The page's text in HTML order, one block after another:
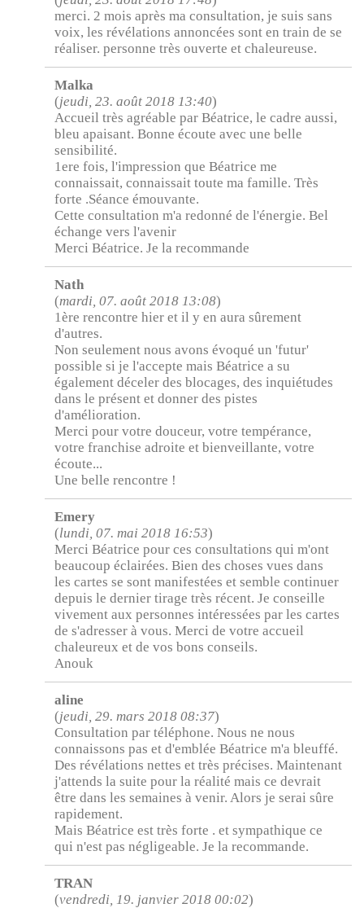
merci. 2 mois après ma consultation, je suis sans
voix, les révélations annoncées sont en train de se
réaliser. personne très ouverte et chaleureuse.
Malka
(jeudi, 23. août 2018 13:40)
Accueil très agréable par Béatrice, le cadre aussi,
bleu apaisant. Bonne écoute avec une belle
sensibilité.
1ere fois, l'impression que Béatrice me
connaissait, connaissait toute ma famille. Très
forte .Séance émouvante.
Cette consultation m'a redonné de l'énergie. Bel
échange vers l'avenir
Merci Béatrice. Je la recommande
Nath
(mardi, 07. août 2018 13:08)
1ère rencontre hier et il y en aura sûrement
d'autres.
Non seulement nous avons évoqué un 'futur'
possible si je l'accepte mais Béatrice a su
également déceler des blocages, des inquiétudes
dans le présent et donner des pistes
d'amélioration.
Merci pour votre douceur, votre tempérance,
votre franchise adroite et bienveillante, votre
écoute...
Une belle rencontre !
Emery
(lundi, 07. mai 2018 16:53)
Merci Béatrice pour ces consultations qui m'ont
beaucoup éclairées. Bien des choses vues dans
les cartes se sont manifestées et semble continuer
depuis le dernier tirage très récent. Je conseille
vivement aux personnes intéressées par les cartes
de s'adresser à vous. Merci de votre accueil
chaleureux et de vos bons conseils.
Anouk
aline
(jeudi, 29. mars 2018 08:37)
Consultation par téléphone. Nous ne nous
connaissons pas et d'emblée Béatrice m'a bleuffé.
Des révélations nettes et très précises. Maintenant
j'attends la suite pour la réalité mais ce devrait
être dans les semaines à venir. Alors je serai sûre
rapidement.
Mais Béatrice est très forte . et sympathique ce
qui n'est pas négligeable. Je la recommande.
TRAN
(vendredi, 19. janvier 2018 00:02)